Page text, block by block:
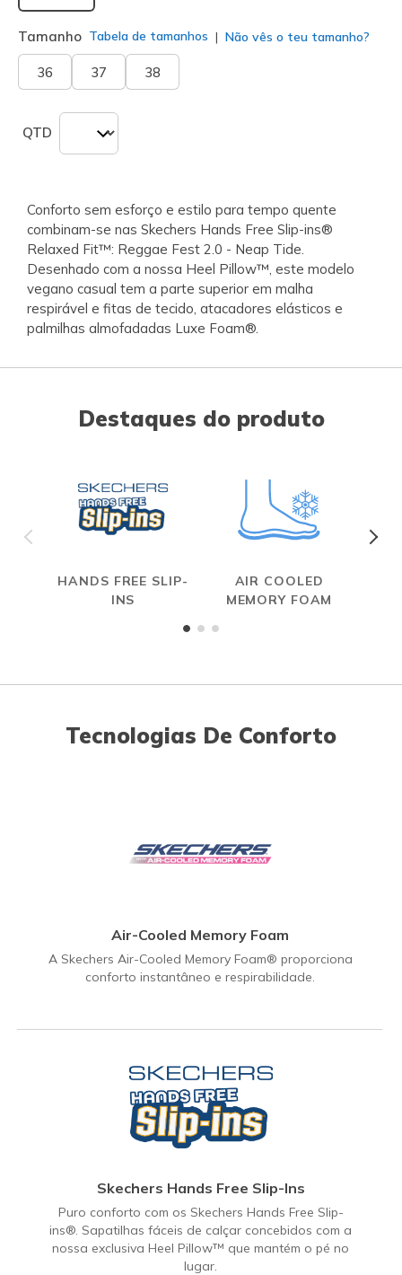
Tamanho Tabela de tamanhos Não vês o teu tamanho?
36 37 38
QTD
Conforto sem esforço e estilo para tempo quente
combinam-se nas Skechers Hands Free Slip-ins®
Relaxed Fit™: Reggae Fest 2.0 - Neap Tide.
Desenhado com a nossa Heel Pillow™, este modelo
vegano casual tem a parte superior em malha
respirável e fitas de tecido, atacadores elásticos e
palmilhas almofadadas Luxe Foam®.
Destaques do produto
HANDS FREE SLIP-
INS
AIR COOLED
MEMORY FOAM
Tecnologias De Conforto
Air-Cooled Memory Foam
A Skechers Air-Cooled Memory Foam® proporciona
conforto instantâneo e respirabilidade.
Skechers Hands Free Slip-Ins
Puro conforto com os Skechers Hands Free Slip-
ins®. Sapatilhas fáceis de calçar concebidos com a
nossa exclusiva Heel Pillow™ que mantém o pé no
lugar.